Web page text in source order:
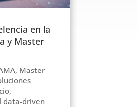
en la
y Master
, Master
,
data-driven